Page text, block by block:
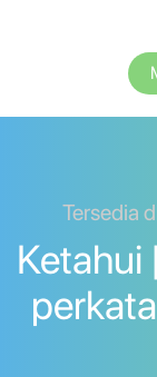
Tersedia